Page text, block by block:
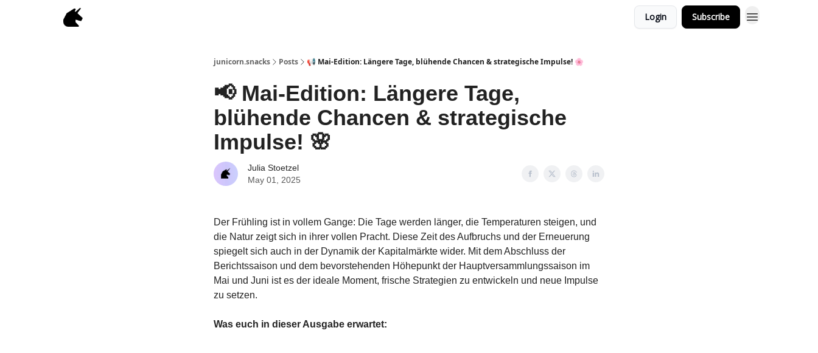
Login Subscribe
junicorn.snacks Posts 📢 Mai-Edition: Längere Tage, blühende Chancen & strategische Impulse! 🌸
📢 Mai-Edition: Längere Tage,
blühende Chancen & strategische
Impulse! 🌸
Julia Stoetzel
May 01, 2025
Der Frühling ist in vollem Gange: Die Tage werden länger, die Temperaturen steigen, und
die Natur zeigt sich in ihrer vollen Pracht. Diese Zeit des Aufbruchs und der Erneuerung
spiegelt sich auch in der Dynamik der Kapitalmärkte wider. Mit dem Abschluss der
Berichtssaison und dem bevorstehenden Höhepunkt der Hauptversammlungssaison im
Mai und Juni ist es der ideale Moment, frische Strategien zu entwickeln und neue Impulse
zu setzen.
Was euch in dieser Ausgabe erwartet: